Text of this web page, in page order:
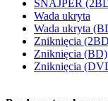
SNAJPER
Wada ukryta
Wada ukryta
Zniknięcia
Zniknięcia (BD)
Zniknięcia